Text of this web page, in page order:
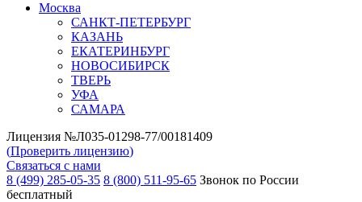
Москва
САНКТ-ПЕТЕРБУРГ
КАЗАНЬ
ЕКАТЕРИНБУРГ
НОВОСИБИРСК
ТВЕРЬ
УФА
САМАРА
Лицензия №Л035-01298-77/00181409
(Проверить лицензию)
Связаться с нами
8 (499) 285-05-35 8 (800) 511-95-65 Звонок по России
бесплатный